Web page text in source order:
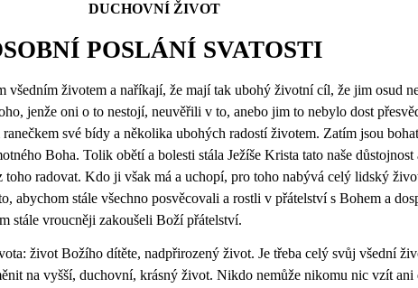
DUCHOVNÍ ŽIVOT
POSLÁNÍ SVATOSTI
všedním životem a naříkají, že mají tak ubohý životní cíl, že jim osud
jenže oni o to nestojí, neuvěřili v to, anebo jim to nebylo dost
své bídy a několika ubohých radostí životem. Zatím jsou
Boha. Tolik obětí a bolesti stála Ježíše Krista tato naše důstojnost
toho radovat. Kdo ji však má a uchopí, pro toho nabývá celý lidský
abychom stále všechno posvěcovali a rostli v přátelství s Bohem a
stále vroucněji zakoušeli Boží přátelství.
život Božího dítěte, nadpřirozený život. Je třeba celý svůj všední
na vyšší, duchovní, krásný život. Nikdo nemůže nikomu nic vzít ani